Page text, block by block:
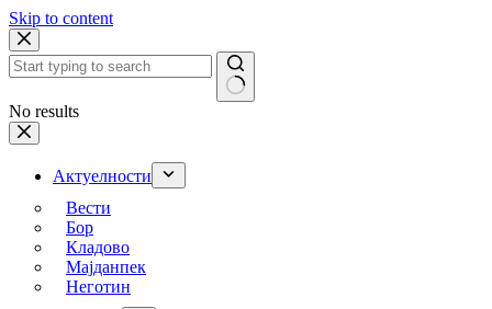
Skip to content
No results
Актуелности
Вести
Бор
Кладово
Мајданпек
Неготин